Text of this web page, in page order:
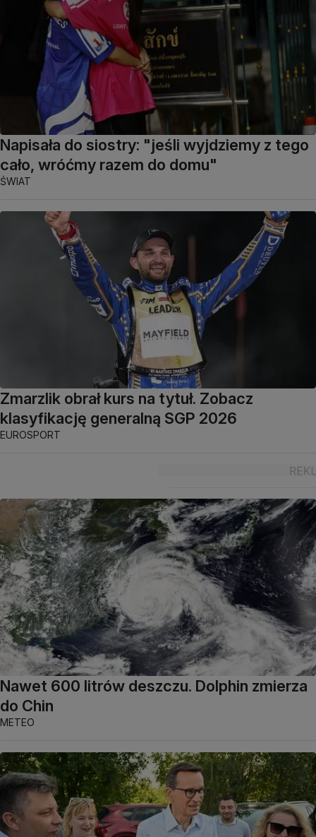
Napisała do siostry: "jeśli wyjdziemy z tego
cało, wróćmy razem do domu"
ŚWIAT
Zmarzlik obrał kurs na tytuł. Zobacz
klasyfikację generalną SGP 2026
EUROSPORT
Nawet 600 litrów deszczu. Dolphin zmierza
do Chin
METEO